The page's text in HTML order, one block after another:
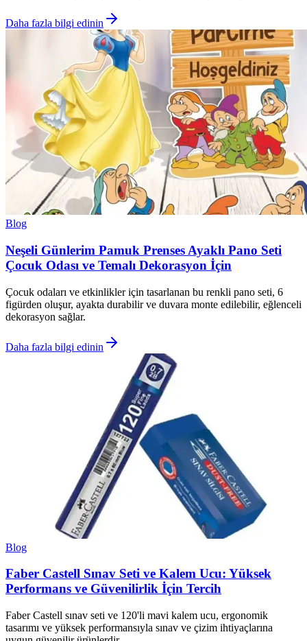
Daha fazla bilgi edinin
Blog
Neşeli Günlerim Pamuk Prenses Ayaklı Pano Seti
Çocuk Odası ve Temalı Dekorasyon İçin
Çocuk odaları ve etkinlikler için tasarlanan bu renkli pano seti, 6
figürden oluşur, ayakta durabilir ve duvara monte edilebilir, eğlenceli
dekorasyon sağlar.
Daha fazla bilgi edinin
Blog
Faber Castell Sınav Seti ve Kalem Ucu: Yüksek
Performans ve Güvenilirlik İçin Tercih
Faber Castell sınav seti ve 120'li mavi kalem ucu, ergonomik
tasarımı ve yüksek performansıyla sınav ve çizim ihtiyaçlarına